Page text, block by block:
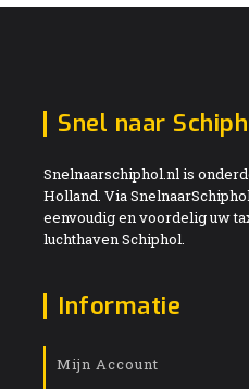
Snel naar
Snelnaarschiphol.nl is
Holland. Via
eenvoudig en voordelig uw
luchthaven Schiphol.
Informatie
Mijn Account